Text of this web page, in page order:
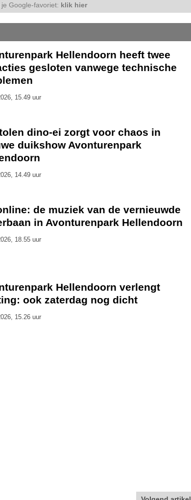
Google-favoriet: klik hier
Hellendoorn heeft twee
gesloten vanwege technische
15.49 uur
dino-ei zorgt voor chaos in
duikshow Avonturenpark
14.49 uur
de muziek van de vernieuwde
in Avonturenpark Hellendoorn
18.55 uur
Hellendoorn verlengt
ook zaterdag nog dicht
15.26 uur